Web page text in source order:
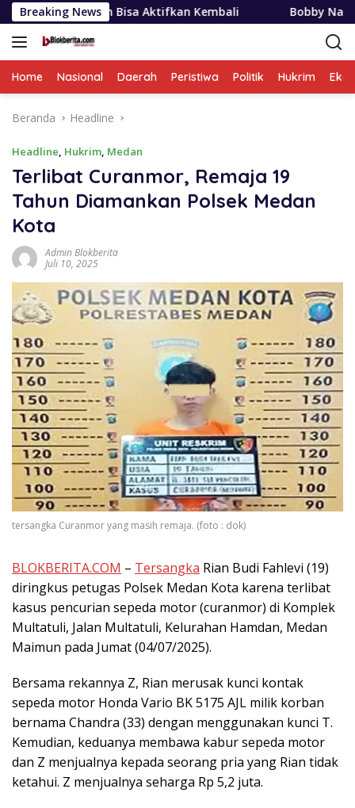
Langsung
ke
konten
Breaking News
Bisa Aktifkan Kembali Bobby Nasution Siapkan
Home Nasional Daerah Peristiwa Politik Hukrim
Beranda Headline
Headline, Hukrim, Medan
Terlibat Curanmor, Remaja 19
Tahun Diamankan Polsek Medan
Kota
Admin Blokberita
Juli 10, 2025
tersangka Curanmor yang masih remaja. (foto : dok)
BLOKBERITA.COM – Tersangka Rian Budi Fahlevi (19)
diringkus petugas Polsek Medan Kota karena terlibat
kasus pencurian sepeda motor (curanmor) di Komplek
Multatuli, Jalan Multatuli, Kelurahan Hamdan, Medan
Maimun pada Jumat (04/07/2025).
Bersama rekannya Z, Rian merusak kunci kontak
sepeda motor Honda Vario BK 5175 AJL milik korban
bernama Chandra (33) dengan menggunakan kunci T.
Kemudian, keduanya membawa kabur sepeda motor
dan Z menjualnya kepada seorang pria yang Rian tidak
ketahui. Z menjualnya seharga Rp 5,2 juta.